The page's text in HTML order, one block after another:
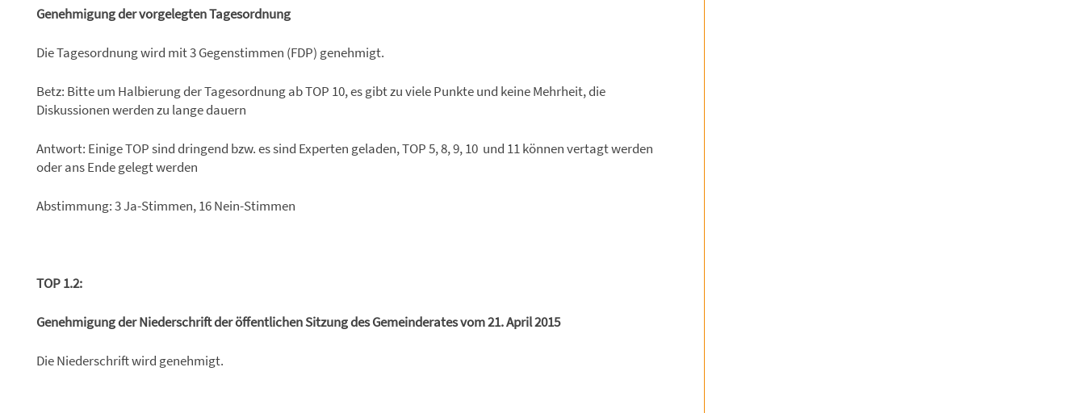
Genehmigung der vorgelegten Tagesordnung
Die Tagesordnung wird mit 3 Gegenstimmen (FDP) genehmigt.
Betz: Bitte um Halbierung der Tagesordnung ab TOP 10, es gibt zu viele Punkte und keine Mehrheit, die
Diskussionen werden zu lange dauern
Antwort: Einige TOP sind dringend bzw. es sind Experten geladen, TOP 5, 8, 9, 10 und 11 können vertagt werden
oder ans Ende gelegt werden
Abstimmung: 3 Ja-Stimmen, 16 Nein-Stimmen
TOP 1.2:
Genehmigung der Niederschrift der öffentlichen Sitzung des Gemeinderates vom 21. April 2015
Die Niederschrift wird genehmigt.